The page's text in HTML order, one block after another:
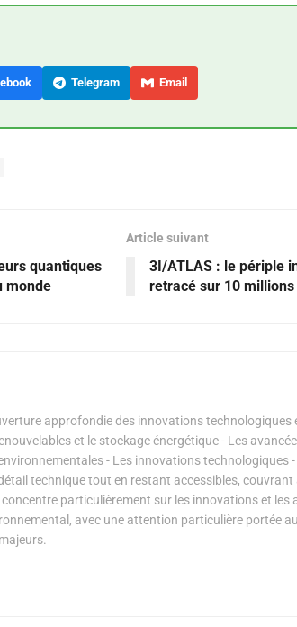
Telegram Email
quantiques
monde
Article suivant
3I/ATLAS : le périple
retracé sur 10 millions
approfondie des innovations technologiques
et le stockage énergétique - Les
- Les innovations technologiques
technique tout en restant accessibles,
particulièrement sur les innovations et
avec une attention particulière portée